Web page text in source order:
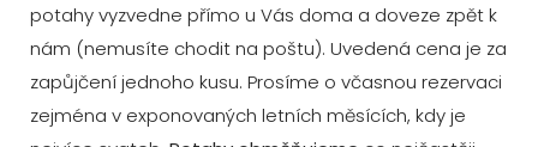
potahy vyzvedne přímo u Vás doma a doveze zpět k
nám (nemusíte chodit na poštu). Uvedená cena je za
zapůjčení jednoho kusu. Prosíme o včasnou rezervaci
zejména v exponovaných letních měsících, kdy je